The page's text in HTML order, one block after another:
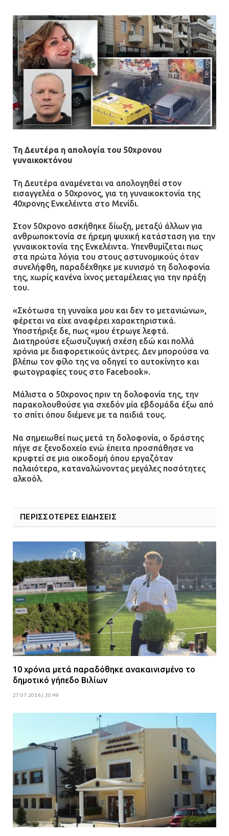
Τη Δευτέρα η απολογία του 50χρονου
γυναικοκτόνου
Τη Δευτέρα αναμένεται να απολογηθεί στον
εισαγγελέα ο 50χρονος, για τη γυναικοκτονία της
40χρονης Ενκελέιντα στο Μενίδι.
Στον 50χρονο ασκήθηκε δίωξη, μεταξύ άλλων για
ανθρωποκτονία σε ήρεμη ψυχική κατάσταση για την
γυναικοκτονία της Ενκελέιντα. Υπενθυμίζεται πως
στα πρώτα λόγια του στους αστυνομικούς όταν
συνελήφθη, παραδέχθηκε με κυνισμό τη δολοφονία
της, χωρίς κανένα ίχνος μεταμέλειας για την πράξη
του.
«Σκότωσα τη γυναίκα μου και δεν το μετανιώνω»,
φέρεται να είχε αναφέρει χαρακτηριστικά.
Υποστήριξε δε, πως «μου έτρωγε λεφτά.
Διατηρούσε εξωσυζυγική σχέση εδώ και πολλά
χρόνια με διαφορετικούς άντρες. Δεν μπορούσα να
βλέπω τον φίλο της να οδηγεί το αυτοκίνητο και
φωτογραφίες τους στο Facebook».
Μάλιστα ο 50χρονος πριν τη δολοφονία της, την
παρακολουθούσε για σχεδόν μία εβδομάδα έξω από
το σπίτι όπου διέμενε με τα παιδιά τους.
Να σημειωθεί πως μετά τη δολοφονία, ο δράστης
πήγε σε ξενοδοχείο ενώ έπειτα προσπάθησε να
κρυφτεί σε μια οικοδομή όπου εργαζόταν
παλαιότερα, καταναλώνοντας μεγάλες ποσότητες
αλκοόλ.
ΠΕΡΙΣΣΟΤΕΡΕΣ ΕΙΔΗΣΕΙΣ
10 χρόνια μετά παραδόθηκε ανακαινισμένο το
δημοτικό γήπεδο Βιλίων
27.07.2026 | 20:49